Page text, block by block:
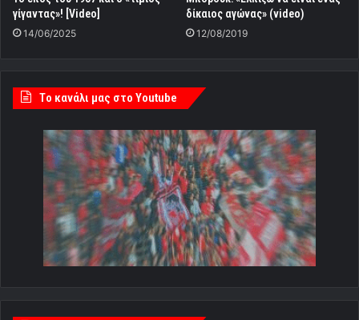
γίγαντας»! [Video]
14/06/2025
δίκαιος αγώνας» (video)
12/08/2019
Tο κανάλι μας στο Youtube